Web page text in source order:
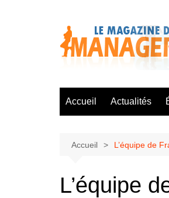
Accueil Actualités
Accueil L’équipe de
L’équipe